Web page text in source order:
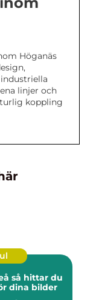
Höganäs
linjer och
koppling
du
dina bilder